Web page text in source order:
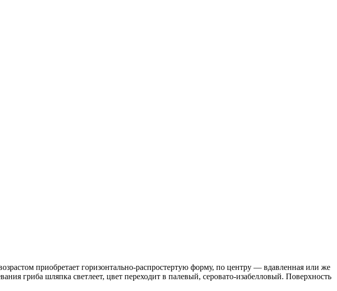
приобретает горизонтально-распростертую форму, по центру — вдавленная или же
гриба шляпка светлеет, цвет переходит в палевый, серовато-изабелловый. Поверхность